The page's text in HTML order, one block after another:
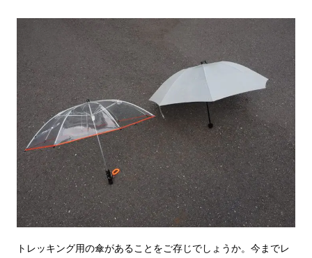
トレッキング用の傘があることをご存じでしょうか。今までレ